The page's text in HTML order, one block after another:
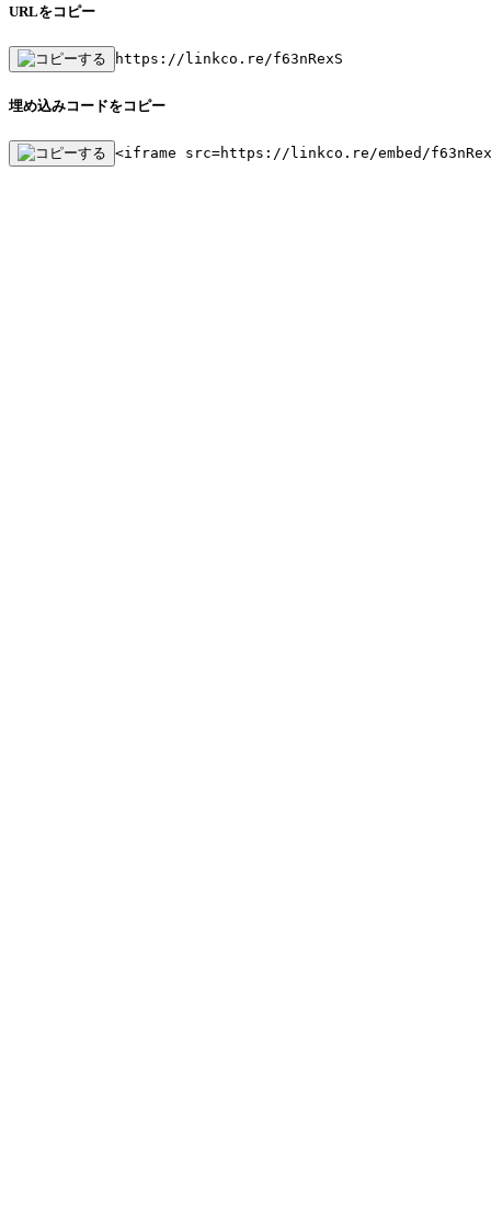
URLをコピー
https://linkco.re/f63nRexS
埋め込みコードをコピー
<iframe src=https://linkco.re/embed/